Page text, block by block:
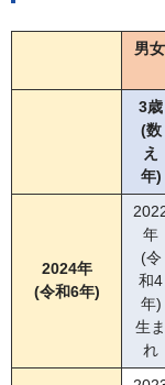
男
3歳
(数
え
年)
2024年
(令和6年)
年
(令
和4
年)
生ま
れ